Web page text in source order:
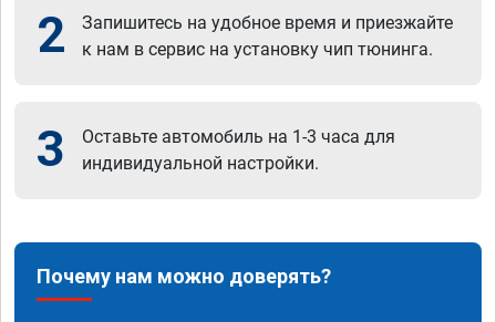
2
Запишитесь на удобное время и приезжайте
к нам в сервис на установку чип тюнинга.
3
Оставьте автомобиль на 1-3 часа для
индивидуальной настройки.
Почему нам можно доверять?